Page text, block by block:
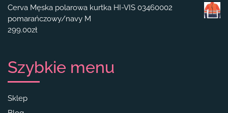
Cerva Męska polarowa kurtka HI-VIS 03460002
pomarańczowy/navy M
299.00zł
Szybkie menu
Sklep